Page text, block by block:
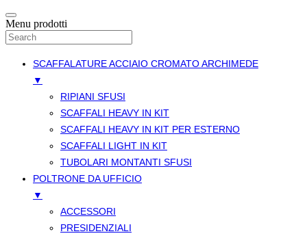
Menu prodotti
SCAFFALATURE ACCIAIO CROMATO ARCHIMEDE
▼
RIPIANI SFUSI
SCAFFALI HEAVY IN KIT
SCAFFALI HEAVY IN KIT PER ESTERNO
SCAFFALI LIGHT IN KIT
TUBOLARI MONTANTI SFUSI
POLTRONE DA UFFICIO
▼
ACCESSORI
PRESIDENZIALI